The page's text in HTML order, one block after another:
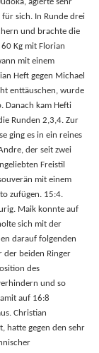
agierte sehr
sich. In Runde drei
und brachte die
Kg mit Florian
mit einem
Heft gegen Michael
enttäuschen, wurde
Danach kam Hefti
Runden 2,3,4. Zur
ging es in ein reines
der seit zwei
Freistil
mit einem
zufügen. 15:4.
Maik konnte auf
sich mit der
darauf folgenden
der beiden Ringer
des
und so
auf 16:8
Christian
hatte gegen den sehr